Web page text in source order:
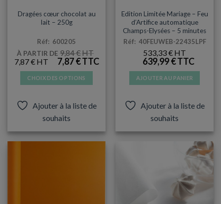
Dragées cœur chocolat au
lait – 250g
Réf: 600205
À PARTIR DE9,84€
LE
PRIX
INITIAL
ÉTAIT :
9,84 €.
7,87€
LE
PRIX
ACTUEL
EST :
7,87 €.
7,87€
CHOIX DES OPTIONS
a
plusieurs
variations.
Les
Ajouter à la liste de
souhaits
Edition Limitée Mariage – Feu
d’Artifice automatique
Champs-Elysées – 5 minutes
Réf: 40FEUWEB-22435LPF
533,33€
639,99€
AJOUTER AU PANIER
Ajouter à la liste de
souhaits